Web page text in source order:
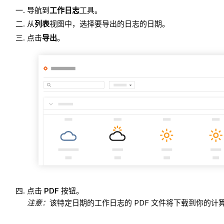
导航到工作日志工具。
从列表视图中，选择要导出的日志的日期。
点击导出。
点击 PDF 按钮。
注意：该特定日期的工作日志的 PDF 文件将下载到你的计